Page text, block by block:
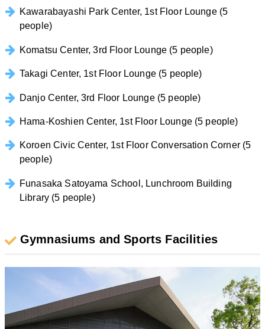
Kawarabayashi Park Center, 1st Floor Lounge (5
people)
Komatsu Center, 3rd Floor Lounge (5 people)
Takagi Center, 1st Floor Lounge (5 people)
Danjo Center, 3rd Floor Lounge (5 people)
Hama-Koshien Center, 1st Floor Lounge (5 people)
Koroen Civic Center, 1st Floor Conversation Corner (5
people)
Funasaka Satoyama School, Lunchroom Building
Library (5 people)
Gymnasiums and Sports Facilities